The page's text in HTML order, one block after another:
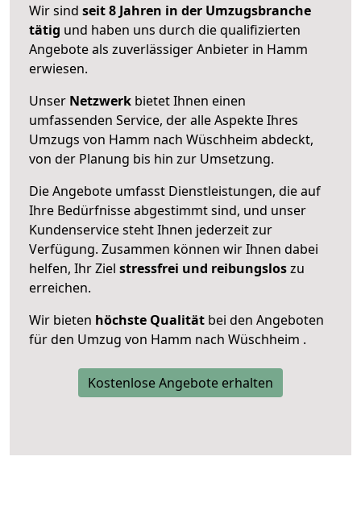
Wir sind seit 8 Jahren in der Umzugsbranche
tätig und haben uns durch die qualifizierten
Angebote als zuverlässiger Anbieter in Hamm
erwiesen.
Unser Netzwerk bietet Ihnen einen
umfassenden Service, der alle Aspekte Ihres
Umzugs von Hamm nach Wüschheim abdeckt,
von der Planung bis hin zur Umsetzung.
Die Angebote umfasst Dienstleistungen, die auf
Ihre Bedürfnisse abgestimmt sind, und unser
Kundenservice steht Ihnen jederzeit zur
Verfügung. Zusammen können wir Ihnen dabei
helfen, Ihr Ziel stressfrei und reibungsloszu
erreichen.
Wir bieten höchste Qualität bei den Angeboten
für den Umzug von Hamm nach Wüschheim .
Kostenlose Angebote erhalten